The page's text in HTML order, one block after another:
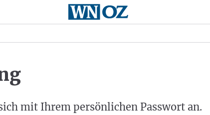
mit Ihrem persönlichen Passwort an.